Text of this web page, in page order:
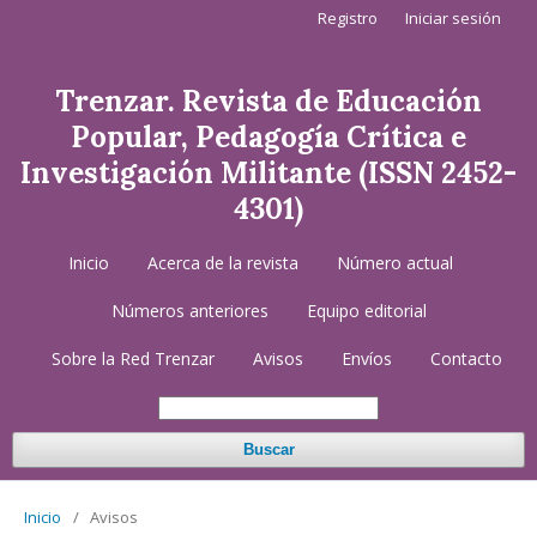
Trenzar. Revista de Educación
Popular, Pedagogía Crítica e
Investigación Militante (ISSN 2452-
4301)
Inicio Acerca de la revista Número actual
Números anteriores Equipo editorial
Sobre la Red Trenzar Avisos Envíos Contacto
Buscar
Registro Iniciar sesión
Inicio / Avisos